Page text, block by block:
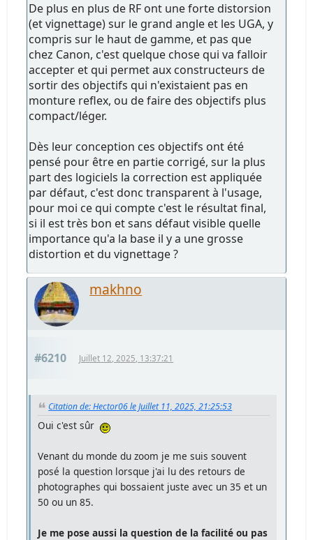
De plus en plus de RF ont une forte distorsion
(et vignettage) sur le grand angle et les UGA, y
compris sur le haut de gamme, et pas que
chez Canon, c'est quelque chose qui va falloir
accepter et qui permet aux constructeurs de
sortir des objectifs qui n'existaient pas en
monture reflex, ou de faire des objectifs plus
compact/léger.
Dès leur conception ces objectifs ont été
pensé pour être en partie corrigé, sur la plus
part des logiciels la correction est appliquée
par défaut, c'est donc transparent à l'usage,
pour moi ce qui compte c'est le résultat final,
si il est très bon et sans défaut visible quelle
importance qu'a la base il y a une grosse
distortion et du vignettage ?
makhno
#6210 Juillet 12, 2025, 13:37:21
Citation de: Hector06 le Juillet 11, 2025, 21:25:53
Oui c'est sûr
Venant du monde du zoom je me suis souvent
posé la question lorsque j'ai lu des retours de
photographes qui bossaient juste avec un 35 et un
50 ou un 85.
Je me pose aussi la question de la facilité ou pas